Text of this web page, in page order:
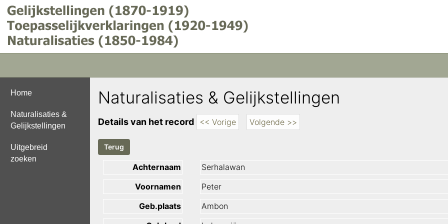
Home
Naturalisaties &
Gelijkstellingen
Uitgebreid
zoeken
Naturalisaties & Gelijkstellingen
Details van het record << Vorige Volgende >>
Achternaam
Serhalawan
Voornamen
Peter
Geb.plaats
Ambon